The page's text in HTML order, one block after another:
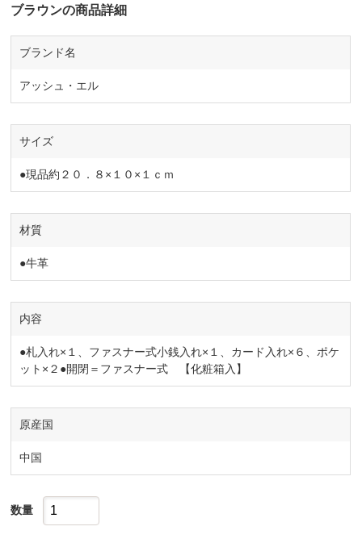
ブラウンの商品詳細
ブランド名
アッシュ・エル
サイズ
●現品約２０．８×１０×１ｃｍ
材質
●牛革
内容
●札入れ×１、ファスナー式小銭入れ×１、カード入れ×６、ポケ
ット×２●開閉＝ファスナー式 【化粧箱入】
原産国
中国
数量